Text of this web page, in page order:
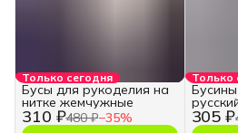
Только сегодня
310 ₽480 ₽−35%
Бусы для рукоделия на
нитке жемчужные
Только
305 ₽
кубики